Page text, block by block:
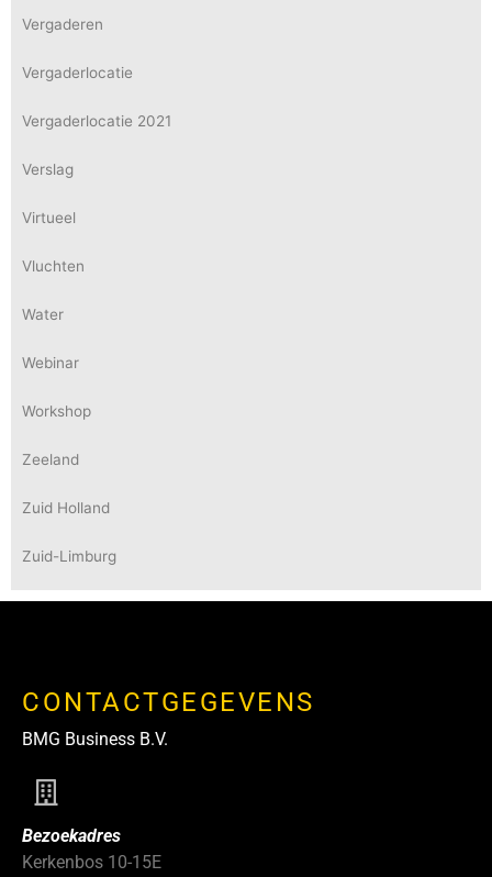
Vergaderen
Vergaderlocatie
Vergaderlocatie 2021
Verslag
Virtueel
Vluchten
Water
Webinar
Workshop
Zeeland
Zuid Holland
Zuid-Limburg
CONTACTGEGEVENS
BMG Business B.V.
Bezoekadres
Kerkenbos 10-15E